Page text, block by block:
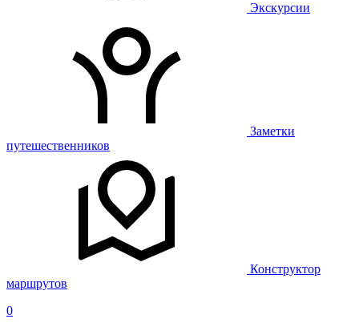
Экскурсии
Заметки
путешественников
Конструктор
маршрутов
0